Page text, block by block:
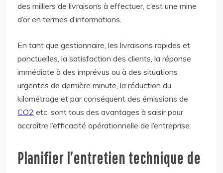
des milliers de livraisons à effectuer, c’est une mine
d’or en termes d’informations.
En tant que gestionnaire, les livraisons rapides et
ponctuelles, la satisfaction des clients, la réponse
immédiate à des imprévus ou à des situations
urgentes de dernière minute, la réduction du
kilométrage et par conséquent des émissions de
CO2 etc. sont tous des avantages à saisir pour
accroître l’efficacité opérationnelle de l’entreprise.
Planifier l’entretien technique de